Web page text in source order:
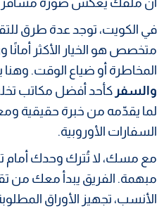
في الكويت، توجد عدة طرق
متخصص هو الخيار الأكثر
المخاطرة أو ضياع الوقت. وهنا
والسفر كأحد أفضل مكاتب
لما يقدّمه من خبرة حقيقية
السفارات الأوروبية.
مع مسك، لا تُترك وحدك أمام
مبهمة. الفريق يبدأ معك من
الأنسب، تجهيز الأوراق